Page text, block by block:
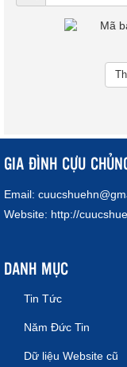
GIA ĐÌNH CỰU
Email:
Website: http://
DANH MỤC
Tin Tức
Năm Đức Tin
Dữ liệu Website cũ